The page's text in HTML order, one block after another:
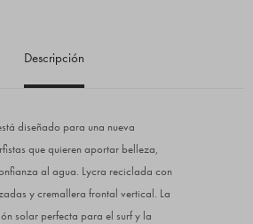
Descripción
diseñado para una nueva
que quieren aportar belleza,
al agua. Lycra reciclada con
y cremallera frontal vertical. La
solar perfecta para el surf y la